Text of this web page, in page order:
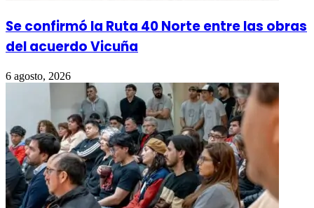
Se confirmó la Ruta 40 Norte entre las obras
del acuerdo Vicuña
6 agosto, 2026